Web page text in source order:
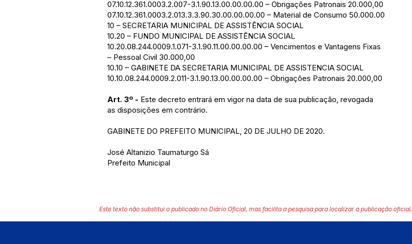
07.10.12.361.0003.2.007-3.1.90.13.00.00.00.00 – Obrigações Patronais 20.000,00
07.10.12.361.0003.2.013.3.3.90.30.00.00.00.00 – Material de Consumo 50.000.00
10 – SECRETARIA MUNICIPAL DE ASSISTÊNCIA SOCIAL
10.20 – FUNDO MUNICIPAL DE ASSISTÊNCIA SOCIAL
10.20.08.244.0009.1.071-3.1.90.11.00.00.00.00 – Vencimentos e Vantagens Fixas
– Pessoal Civil 30.000,00
10.10 – GABINETE DA SECRETARIA MUNICIPAL DE ASSISTENCIA SOCIAL
10.10.08.244.0009.2.011-3.1.90.13.00.00.00.00 – Obrigações Patronais 20.000,00
Art. 3º - Este decreto entrará em vigor na data de sua publicação, revogada
as disposições em contrário.
GABINETE DO PREFEITO MUNICIPAL, 20 DE JULHO DE 2020.
José Altanizio Taumaturgo Sá
Prefeito Municipal
Este texto não substitui o publicado no Diário Oficial, mas facilita a pesquisa para localizar a publicação oficial.